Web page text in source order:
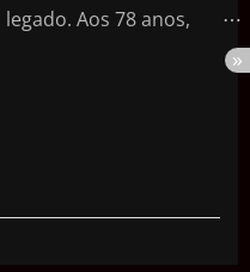
Aos 78 anos,